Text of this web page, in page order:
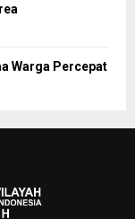
Warga Percepat